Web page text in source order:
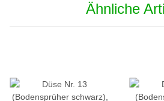
Ähnliche